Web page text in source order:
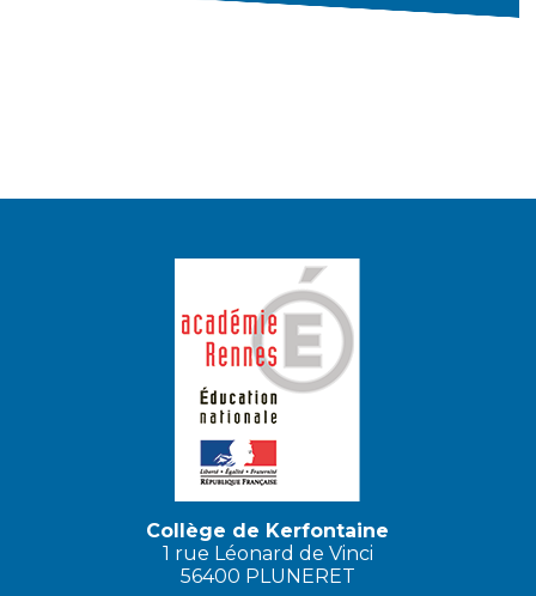
Collège de Kerfontaine
1 rue Léonard de Vinci
56400 PLUNERET